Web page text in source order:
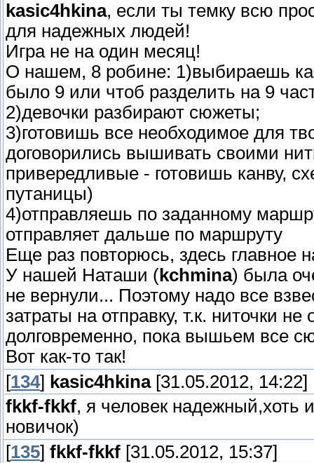
kasic4hkina, если ты темку всю
для надежных людей!
Игра не на один месяц!
О нашем, 8 робине: 1)выбираешь
было 9 или чтоб разделить на 9
2)девочки разбирают сюжеты;
3)готовишь все необходимое для
договорились вышивать своими
привередливые - готовишь канву,
путаницы)
4)отправляешь по заданному
отправляет дальше по маршруту
Еще раз повторюсь, здесь главное
У нашей Наташи (kchmina) была
не вернули... Поэтому надо все
затраты на отправку, т.к. ниточки
долговременно, пока вышьем все
Вот как-то так!
[134] kasic4hkina[31.05.2012, 14:22]
fkkf-fkkf, я человек надежный,хоть
новичок)
[135] fkkf-fkkf [31.05.2012, 15:37]